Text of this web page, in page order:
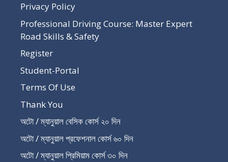
Privacy Policy
Professional Driving Course: Master Expert
Road Skills & Safety
Register
Student-Portal
Terms Of Use
Thank You
অটো / ম্যানুয়াল বেসিক কোর্স ২০ দিন
অটো / ম্যানুয়াল প্রফেশনাল কোর্স ৬০ দিন
অটো / ম্যানুয়াল প্রিমিয়াম কোর্স ৩০ দিন